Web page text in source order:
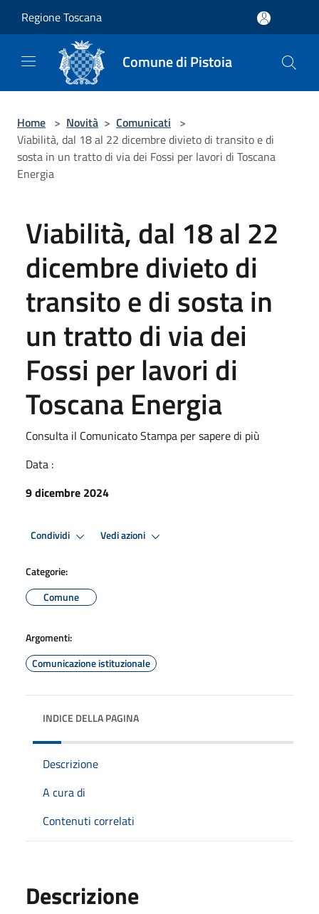
Regione Toscana
Comune di Pistoia
Home > Novità > Comunicati >
Viabilità, dal 18 al 22 dicembre divieto di transito e di
sosta in un tratto di via dei Fossi per lavori di Toscana
Energia
Viabilità, dal 18 al 22
dicembre divieto di
transito e di sosta in
un tratto di via dei
Fossi per lavori di
Toscana Energia
Consulta il Comunicato Stampa per sapere di più
Data :
9 dicembre 2024
Condividi Vedi azioni
Categorie:
Comune
Argomenti:
Comunicazione istituzionale
INDICE DELLA PAGINA
Descrizione
A cura di
Contenuti correlati
Descrizione